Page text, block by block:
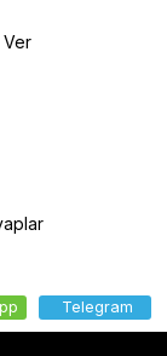
Telegram